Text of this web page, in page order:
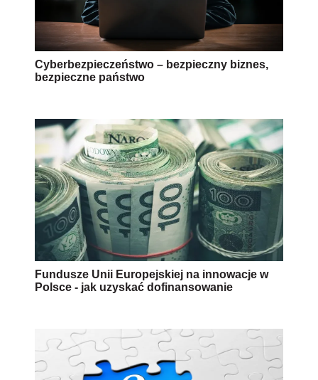
Cyberbezpieczeństwo – bezpieczny biznes,
bezpieczne państwo
Fundusze Unii Europejskiej na innowacje w
Polsce - jak uzyskać dofinansowanie